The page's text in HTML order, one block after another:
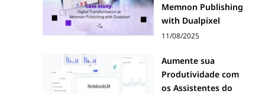
Memnon Publishing
with Dualpixel
11/08/2025
Aumente sua
Produtividade com
os Assistentes do